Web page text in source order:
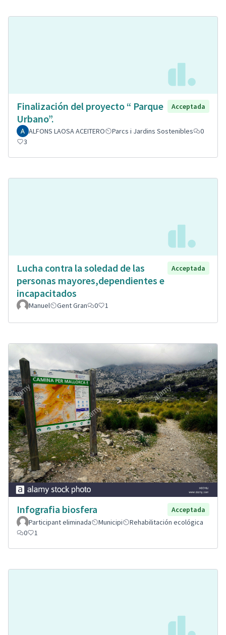
Finalización del proyecto “ Parque
Urbano”.
Acceptada
ALFONS LAOSA ACEITERO Parcs i Jardins Sostenibles
0
3
Lucha contra la soledad de las
personas mayores,dependientes e
incapacitados
Acceptada
Manuel Gent Gran 0 1
Infografia biosfera
Acceptada
Participant eliminada
Municipi
Rehabilitación ecológica
0
1